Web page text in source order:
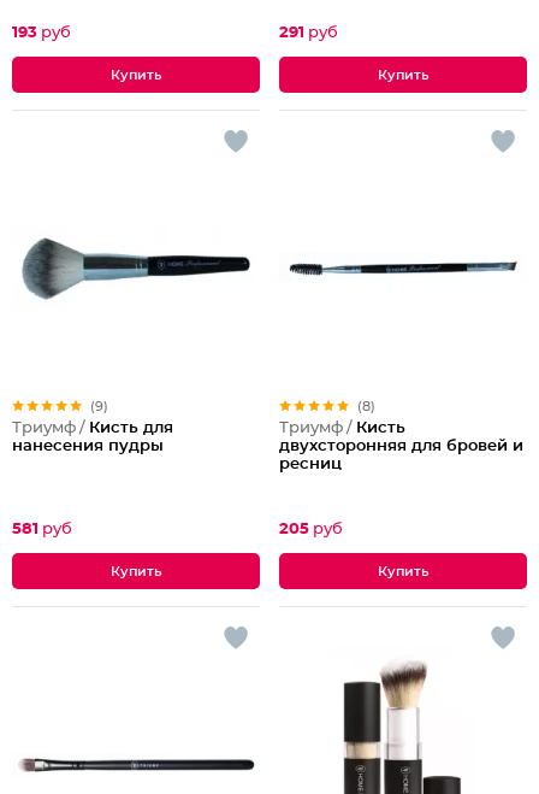
193 руб 291 руб
(9)
Триумф / Кисть для
нанесения пудры
581 руб
(8)
Триумф / Кисть
двухсторонняя для бровей и
ресниц
205 руб